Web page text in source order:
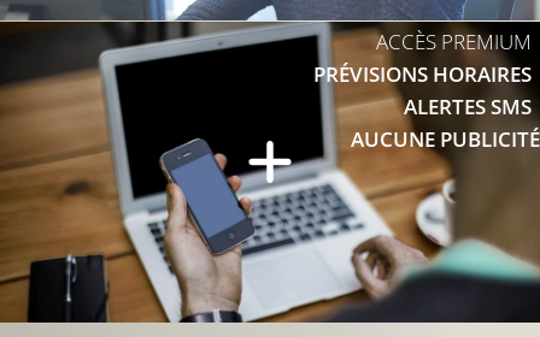
ACCÈS PREMIUM
PRÉVISIONS HORAIRES
ALERTES SMS
AUCUNE PUBLICITÉ